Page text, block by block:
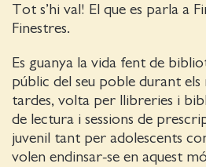
Tot s’hi val! El que es parla a
Finestres.
Es guanya la vida fent de
públic del seu poble durant els
tardes, volta per llibreries i
de lectura i sessions de
juvenil tant per adolescents
volen endinsar-se en aquest